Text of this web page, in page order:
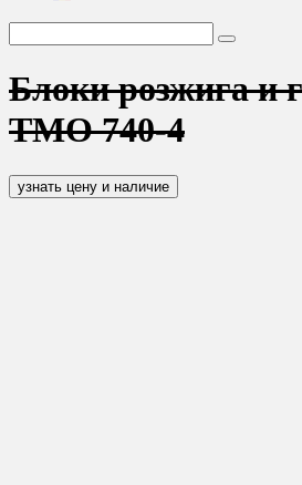
Блоки розжига и
TMO 740-4
узнать цену и наличие